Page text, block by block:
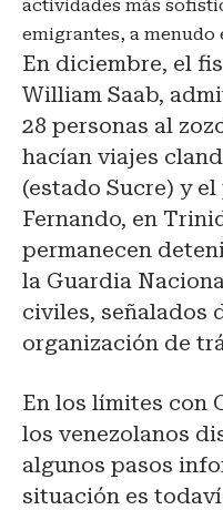
actividades más
emigrantes, a menudo
En diciembre, el
William Saab,
28 personas al
hacían viajes
(estado Sucre) y
Fernando, en
permanecen
la Guardia
civiles, señalados
organización de
En los límites con
los venezolanos
algunos pasos
situación es